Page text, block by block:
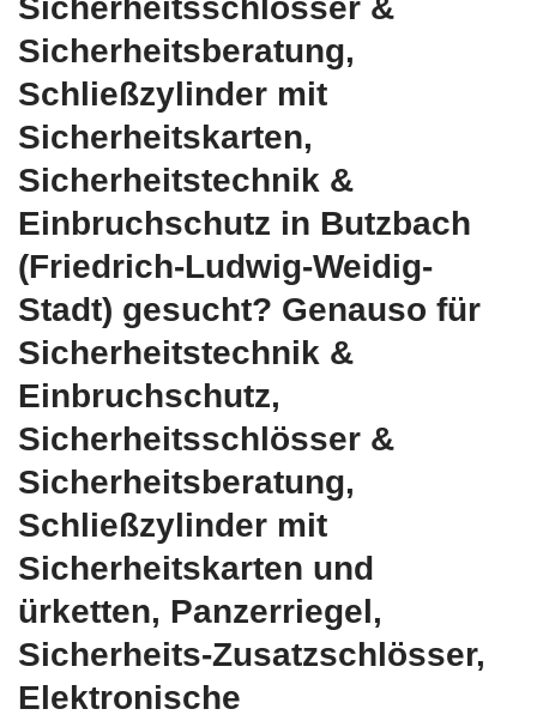
Sicherheitsschlösser &
Sicherheitsberatung,
Schließzylinder mit
Sicherheitskarten,
Sicherheitstechnik &
Einbruchschutz in Butzbach
(Friedrich-Ludwig-Weidig-
Stadt) gesucht? Genauso für
Sicherheitstechnik &
Einbruchschutz,
Sicherheitsschlösser &
Sicherheitsberatung,
Schließzylinder mit
Sicherheitskarten und
ürketten, Panzerriegel,
Sicherheits-Zusatzschlösser,
Elektronische